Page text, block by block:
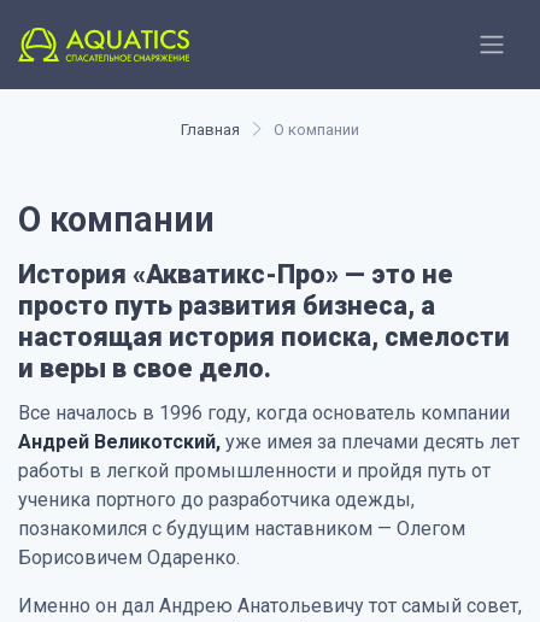
Главная О компании
О компании
История «Акватикс-Про» — это не
просто путь развития бизнеса, а
настоящая история поиска, смелости
и веры в свое дело.
Все началось в 1996 году, когда основатель компании
Андрей Великотский, уже имея за плечами десять лет
работы в легкой промышленности и пройдя путь от
ученика портного до разработчика одежды,
познакомился с будущим наставником — Олегом
Борисовичем Одаренко.
Именно он дал Андрею Анатольевичу тот самый совет,